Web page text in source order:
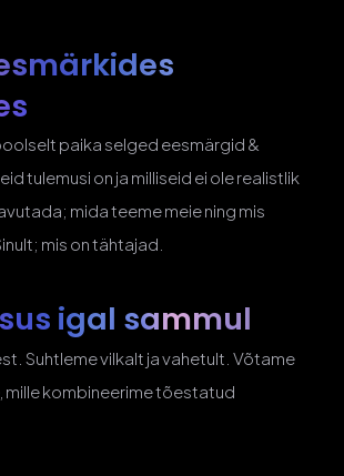
paika selged eesmärgid &
tulemusi on ja milliseid ei ole realistlik
mida teeme meie ning mis
mis on tähtajad.
igal sammul
Suhtleme vilkalt ja vahetult. Võtame
mille kombineerime tõestatud